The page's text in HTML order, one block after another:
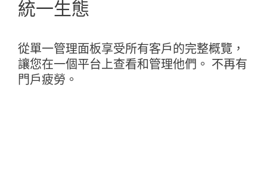
統一生態
從單一管理面板享受所有客戶的完整概覽，
讓您在一個平台上查看和管理他們。 不再有
門戶疲勞。